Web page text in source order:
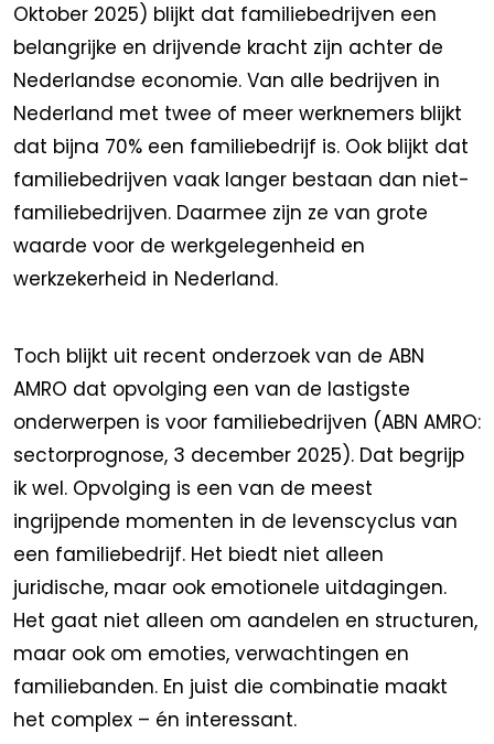
Oktober 2025) blijkt dat familiebedrijven een
belangrijke en drijvende kracht zijn achter de
Nederlandse economie. Van alle bedrijven in
Nederland met twee of meer werknemers blijkt
dat bijna 70% een familiebedrijf is. Ook blijkt dat
familiebedrijven vaak langer bestaan dan niet-
familiebedrijven. Daarmee zijn ze van grote
waarde voor de werkgelegenheid en
werkzekerheid in Nederland.
Toch blijkt uit recent onderzoek van de ABN
AMRO dat opvolging een van de lastigste
onderwerpen is voor familiebedrijven (ABN AMRO:
sectorprognose, 3 december 2025). Dat begrijp
ik wel. Opvolging is een van de meest
ingrijpende momenten in de levenscyclus van
een familiebedrijf. Het biedt niet alleen
juridische, maar ook emotionele uitdagingen.
Het gaat niet alleen om aandelen en structuren,
maar ook om emoties, verwachtingen en
familiebanden. En juist die combinatie maakt
het complex – én interessant.